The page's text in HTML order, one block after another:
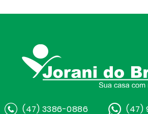
(47) 3386-0886 (47)